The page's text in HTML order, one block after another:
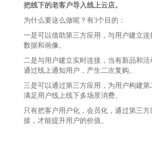
把线下的老客户导入线上云店。
为什么要这么做呢？有3个目的：
一是可以借助第三方应用，与用户建立连
数据和画像。
二是与用户建立实时连接，当有新品和活
通过线上通知用户，产生二次复购。
三是可以通过第三方应用，为用户构建第
满足用户线上线下多场景消费。
只有把客户用户化，会员化，通过第三
接，才能提升用户的价值。